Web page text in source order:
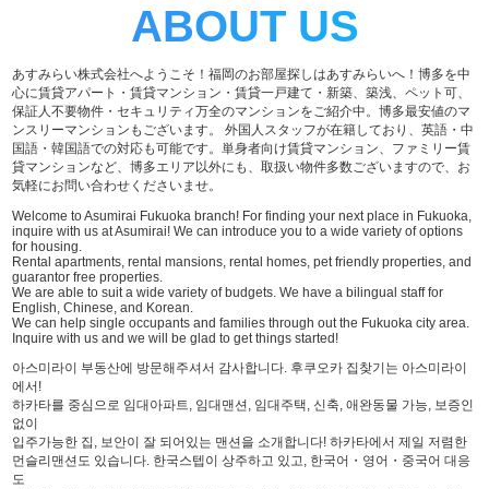
ABOUT US
あすみらい株式会社へようこそ！福岡のお部屋探しはあすみらいへ！博多を中
心に賃貸アパート・賃貸マンション・賃貸一戸建て・新築、築浅、ペット可、
保証人不要物件・セキュリティ万全のマンションをご紹介中。博多最安値のマ
ンスリーマンションもございます。 外国人スタッフが在籍しており、英語・中
国語・韓国語での対応も可能です。単身者向け賃貸マンション、ファミリー賃
貸マンションなど、博多エリア以外にも、取扱い物件多数ございますので、お
気軽にお問い合わせくださいませ。
Welcome to Asumirai Fukuoka branch! For finding your next place in Fukuoka,
inquire with us at Asumirai! We can introduce you to a wide variety of options
for housing.
Rental apartments, rental mansions, rental homes, pet friendly properties, and
guarantor free properties.
We are able to suit a wide variety of budgets. We have a bilingual staff for
English, Chinese, and Korean.
We can help single occupants and families through out the Fukuoka city area.
Inquire with us and we will be glad to get things started!
아스미라이 부동산에 방문해주셔서 감사합니다. 후쿠오카 집찾기는 아스미라이
에서!
하카타를 중심으로 임대아파트, 임대맨션, 임대주택, 신축, 애완동물 가능, 보증인
없이
입주가능한 집, 보안이 잘 되어있는 맨션을 소개합니다! 하카타에서 제일 저렴한
먼슬리맨션도 있습니다. 한국스텝이 상주하고 있고, 한국어・영어・중국어 대응
도